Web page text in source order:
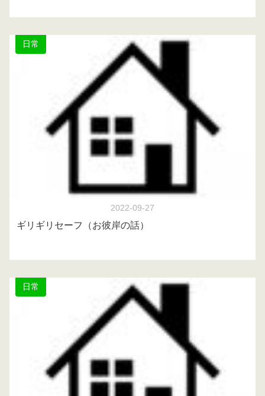
日常
2022-09-27
ギリギリセーフ（お彼岸の話）
日常